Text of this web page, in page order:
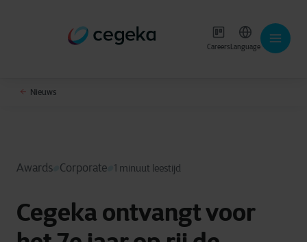
CareersLanguage
Nieuws
Awards Corporate 1 minuut leestijd
Cegeka ontvangt voor